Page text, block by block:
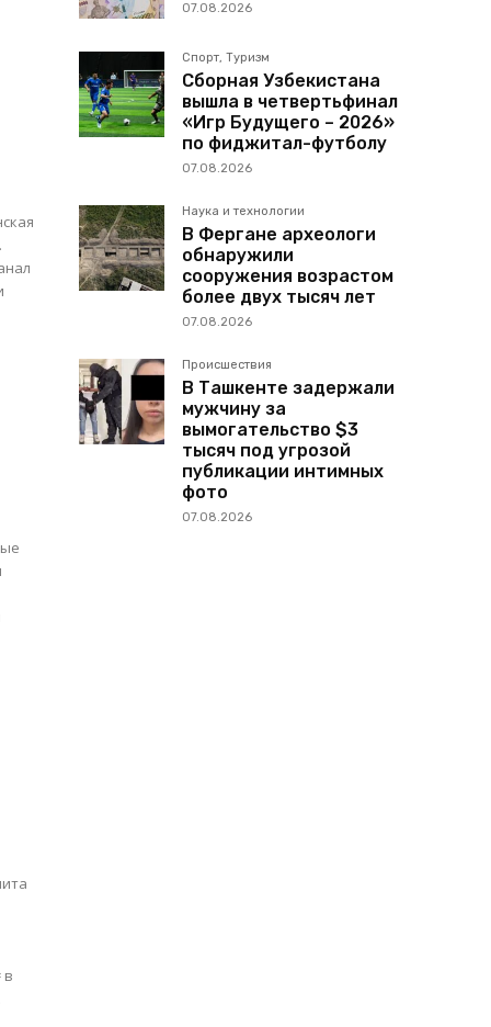
в
07.08.2026
Спорт, Туризм
Сборная Узбекистана
вышла в четвертьфинал
«Игр Будущего – 2026»
по фиджитал-футболу
07.08.2026
Наука и технологии
В Фергане археологи
обнаружили
сооружения возрастом
более двух тысяч лет
07.08.2026
Происшествия
В Ташкенте задержали
мужчину за
вымогательство $3
тысяч под угрозой
публикации интимных
фото
07.08.2026